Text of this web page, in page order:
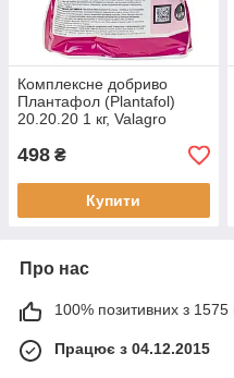
Комплексне добриво
Плантафол (Plantafol)
20.20.20 1 кг, Valagro
498 ₴
Купити
Про нас
100% позитивних з 1575
Працює з 04.12.2015